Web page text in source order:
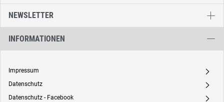
NEWSLETTER
INFORMATIONEN
Impressum A
Datenschutz A
Datenschutz - Facebook A